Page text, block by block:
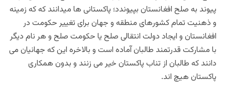
پیوند به صلح افغانستان بپیوندد؛ پاکستانی ها میدانند که که زمینه
و ذهنیت تمام کشورهای منطقه و جهان برای تغییر حکومت در
افغانستان و ایجاد دولت انتقالی صلح یا حکومت صلح و هر نام دیگر
با مشارکت قدرتمند طالبان آماده است و بالاخره این که جهانیان می
دانند که طالبان از تناب پاکستان خیر می زنند و بدون همکاری
پاکستان هیچ اند.